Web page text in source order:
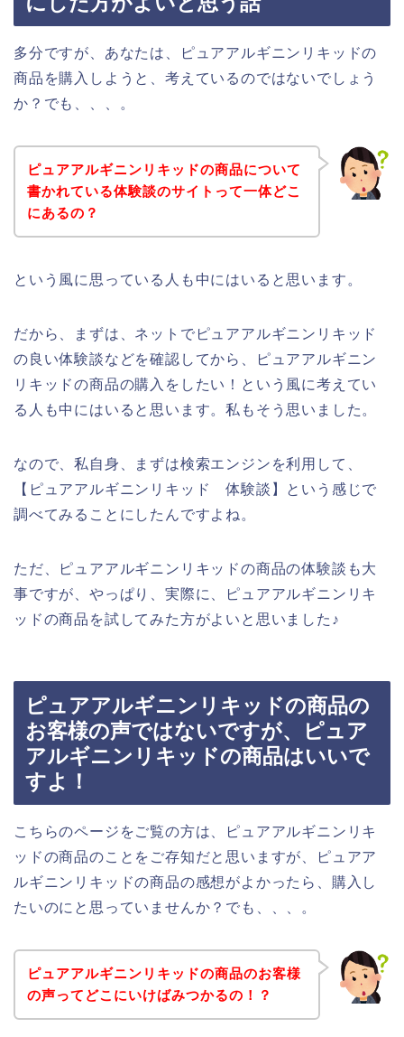
多分ですが、あなたは、ピュアアルギニンリキッドの
商品を購入しようと、考えているのではないでしょう
か？でも、、、。
ピュアアルギニンリキッドの商品について
書かれている体験談のサイトって一体どこ
にあるの？
という風に思っている人も中にはいると思います。
だから、まずは、ネットでピュアアルギニンリキッド
の良い体験談などを確認してから、ピュアアルギニン
リキッドの商品の購入をしたい！という風に考えてい
る人も中にはいると思います。私もそう思いました。
なので、私自身、まずは検索エンジンを利用して、
【ピュアアルギニンリキッド 体験談】という感じで
調べてみることにしたんですよね。
ただ、ピュアアルギニンリキッドの商品の体験談も大
事ですが、やっぱり、実際に、ピュアアルギニンリキ
ッドの商品を試してみた方がよいと思いました♪
ピュアアルギニンリキッドの商品の
お客様の声ではないですが、ピュア
アルギニンリキッドの商品はいいで
すよ！
こちらのページをご覧の方は、ピュアアルギニンリキ
ッドの商品のことをご存知だと思いますが、ピュアア
ルギニンリキッドの商品の感想がよかったら、購入し
たいのにと思っていませんか？でも、、、。
ピュアアルギニンリキッドの商品のお客様
の声ってどこにいけばみつかるの！？